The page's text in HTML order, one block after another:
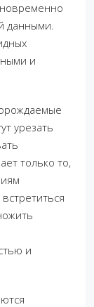
данными.
и
урезать
только то,
и